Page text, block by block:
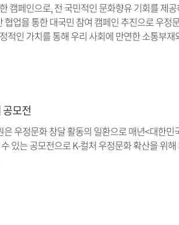
캠페인으로, 전 국민적인 문화향유 기회를 제
협업을 통한 대국민 참여 캠페인 추진으로 우
적인 가치를 통해 우리 사회에 만연한 소통부
모전
우정문화 창달 활동의 일환으로 매년<대한
있는 공모전으로 K-컬처 우정문화 확산을 위